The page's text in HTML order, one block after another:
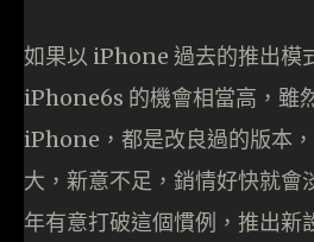
如果以 iPhone 過去的推出模
iPhone6s 的機會相當高，雖
iPhone，都是改良過的版本
大，新意不足，銷情好快就會
年有意打破這個慣例，推出